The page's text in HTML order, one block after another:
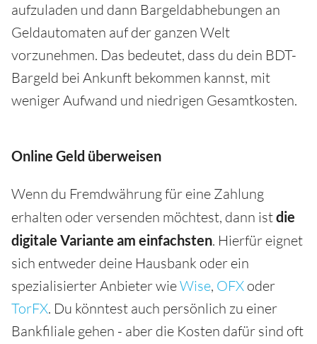
aufzuladen und dann Bargeldabhebungen an
Geldautomaten auf der ganzen Welt
vorzunehmen. Das bedeutet, dass du dein BDT-
Bargeld bei Ankunft bekommen kannst, mit
weniger Aufwand und niedrigen Gesamtkosten.
Online Geld überweisen
Wenn du Fremdwährung für eine Zahlung
erhalten oder versenden möchtest, dann istdie
digitale Variante am einfachsten. Hierfür eignet
sich entweder deine Hausbank oder ein
spezialisierter Anbieter wieWise, OFX oder
TorFX. Du könntest auch persönlich zu einer
Bankfiliale gehen - aber die Kosten dafür sind oft